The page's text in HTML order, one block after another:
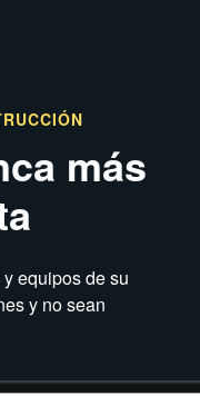
más
equipos de su
y no sean